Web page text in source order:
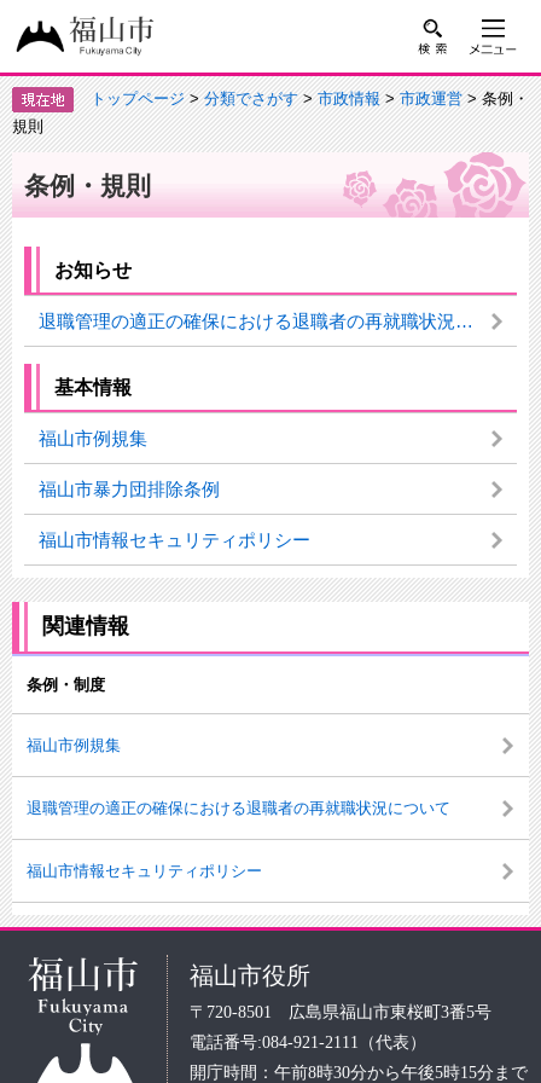
トップページ>分類でさがす>市政情報>市政運営> 条例・
規則
条例・規則
お知らせ
退職管理の適正の確保における退職者の再就職状況について
基本情報
福山市例規集
福山市暴力団排除条例
福山市情報セキュリティポリシー
関連情報
条例・制度
福山市例規集
退職管理の適正の確保における退職者の再就職状況について
福山市情報セキュリティポリシー
福山市役所
〒720-8501 広島県福山市東桜町3番5号
電話番号:084-921-2111（代表）
開庁時間：午前8時30分から午後5時15分まで